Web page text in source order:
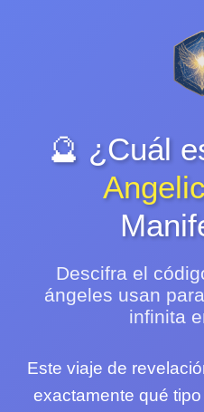
🔮 ¿Cuál
Descifra el
ángeles usan
infinita
Este viaje de
exactamente qué tipo